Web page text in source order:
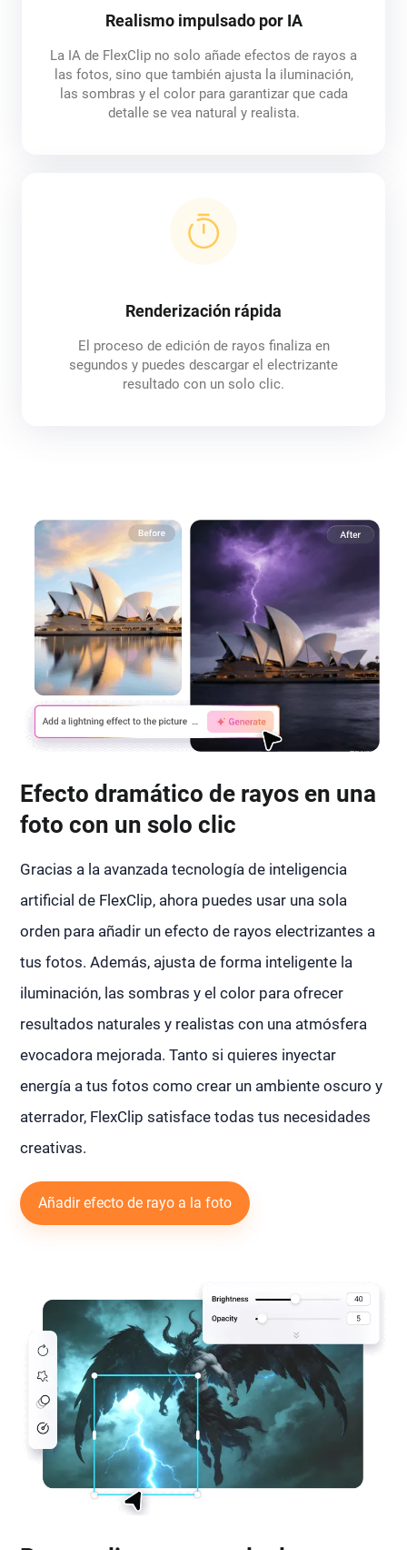
Realismo impulsado por IA
La IA de FlexClip no solo añade efectos de rayos a
las fotos, sino que también ajusta la iluminación,
las sombras y el color para garantizar que cada
detalle se vea natural y realista.
Renderización rápida
El proceso de edición de rayos finaliza en
segundos y puedes descargar el electrizante
resultado con un solo clic.
Efecto dramático de rayos en una
foto con un solo clic
Gracias a la avanzada tecnología de inteligencia
artificial de FlexClip, ahora puedes usar una sola
orden para añadir un efecto de rayos electrizantes a
tus fotos. Además, ajusta de forma inteligente la
iluminación, las sombras y el color para ofrecer
resultados naturales y realistas con una atmósfera
evocadora mejorada. Tanto si quieres inyectar
energía a tus fotos como crear un ambiente oscuro y
aterrador, FlexClip satisface todas tus necesidades
creativas.
Añadir efecto de rayo a la foto